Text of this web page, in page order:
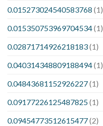
0.015273024540583768 (1)
0.015350753969704534(1)
0.02871714926218183(1)
0.040314348809188494(1)
0.04843681152926227(1)
0.09177226125487825(1)
0.09454773512615477(2)